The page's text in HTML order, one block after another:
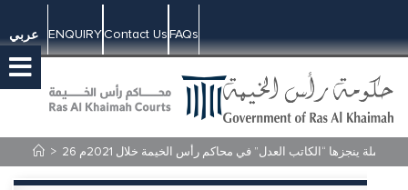
عربي ENQUIRYContact UsFAQs
> ألف معاملة ينجزها “الكاتب العدل” في محاكم رأس الخيمة خلال 2021م